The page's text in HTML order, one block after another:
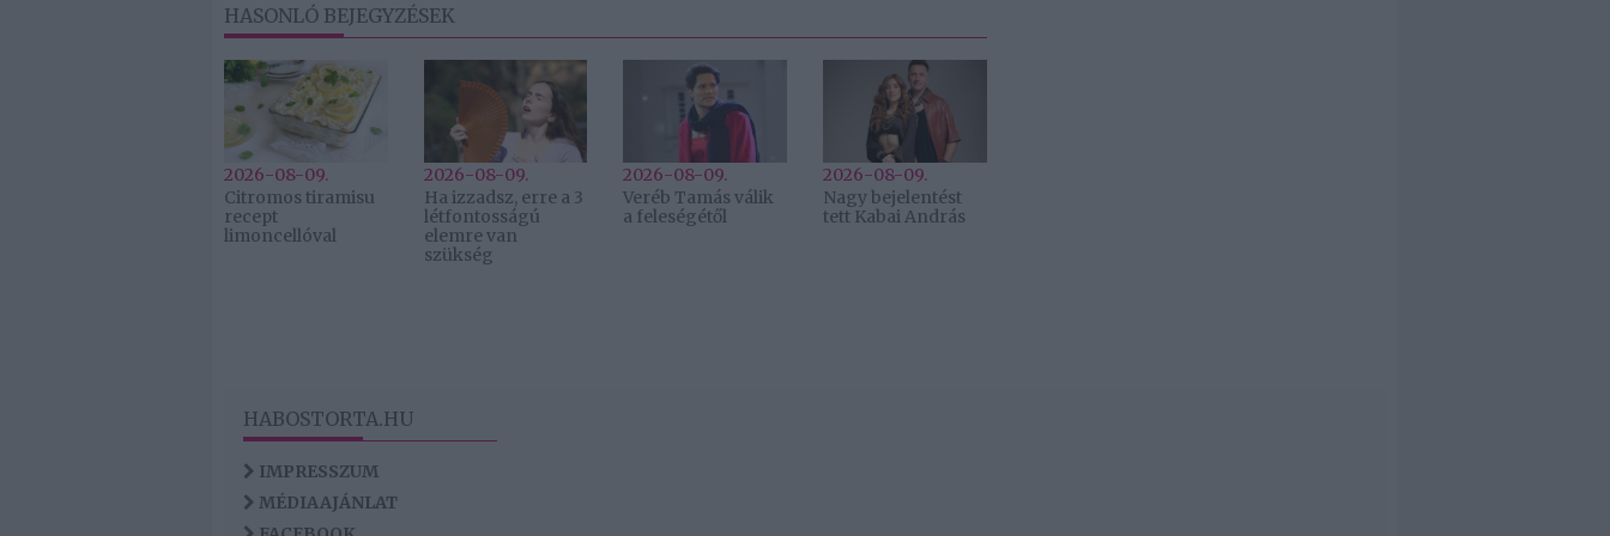
HASONLÓ BEJEGYZÉSEK
2026-08-09.
Citromos tiramisu
recept
limoncellóval
2026-08-09.
Ha izzadsz, erre a 3
létfontosságú
elemre van
szükség
2026-08-09.
Veréb Tamás válik
a feleségétől
2026-08-09.
Nagy bejelentést
tett Kabai András
HABOSTORTA.HU
IMPRESSZUM
MÉDIAAJÁNLAT